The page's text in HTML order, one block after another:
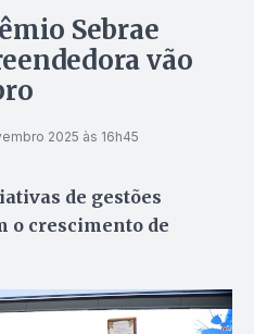
Sebrae
vão
2025 às 16h45
de gestões
o crescimento de